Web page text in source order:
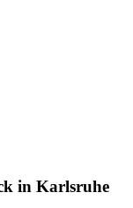
in Karlsruhe